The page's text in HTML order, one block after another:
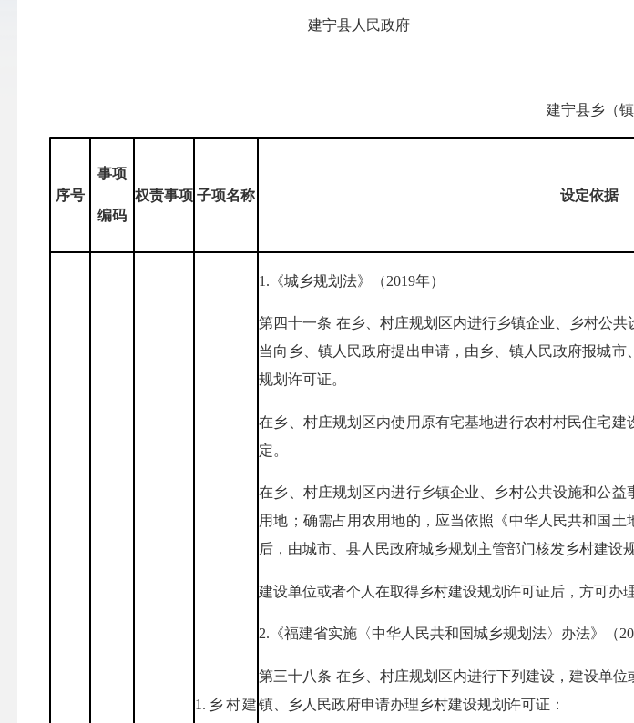
建宁县人民政府
建宁县乡（镇
序号
事项
编码
权责事项 子项名称 设定依据
1.乡村建
1.《城乡规划法》（2019年）
第四十一条 在乡、村庄规划区内进行乡镇企业、乡村公
当向乡、镇人民政府提出申请，由乡、镇人民政府报城
规划许可证。
在乡、村庄规划区内使用原有宅基地进行农村村民住宅建
定。
在乡、村庄规划区内进行乡镇企业、乡村公共设施和公
用地；确需占用农用地的，应当依照《中华人民共和国
后，由城市、县人民政府城乡规划主管部门核发乡村建设
建设单位或者个人在取得乡村建设规划许可证后，方可办
2.《福建省实施〈中华人民共和国城乡规划法〉办法》（
第三十八条 在乡、村庄规划区内进行下列建设，建设单
镇、乡人民政府申请办理乡村建设规划许可证：